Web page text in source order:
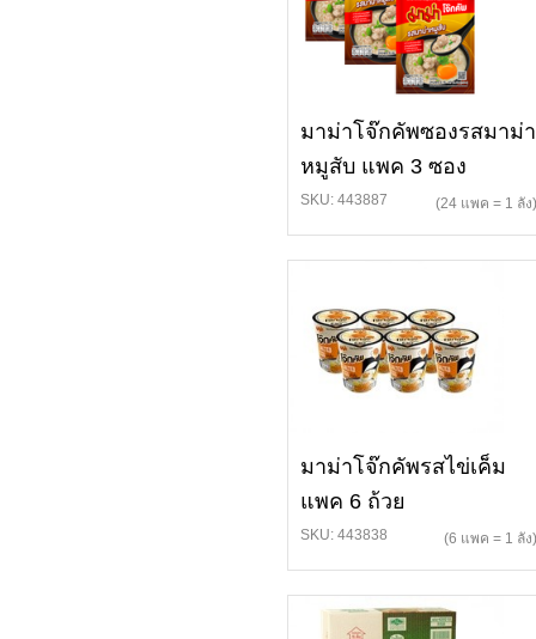
มาม่าโจ๊กคัพซองรสมาม่า
หมูสับ แพค 3 ซอง
SKU: 443887 (24 แพค = 1 ลัง)
มาม่าโจ๊กคัพรสไข่เค็ม
แพค 6 ถ้วย
SKU: 443838 (6 แพค = 1 ลัง)